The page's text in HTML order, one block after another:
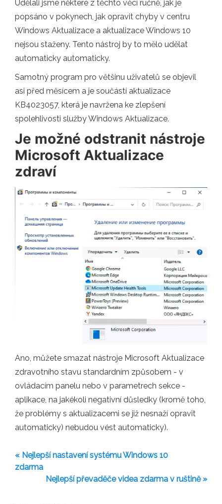
Udělali jsme některé z těchto věcí ručně, jak je
popsáno v pokynech, jak opravit chyby v centru
Windows Aktualizace a aktualizace Windows 10
nejsou staženy. Tento nástroj by to mělo udělat
automaticky automaticky.
Samotný program pro většinu uživatelů se objevil
asi před měsícem a je součástí aktualizace
KB4023057, která je navržena ke zlepšení
spolehlivosti služby Windows Aktualizace.
Je možné odstranit nástroje
Microsoft Aktualizace
zdraví
Ano, můžete smazat nástroje Microsoft Aktualizace
zdravotního stavu standardním způsobem - v
ovládacím panelu nebo v parametrech sekce -
aplikace, na jakékoli negativní důsledky (kromě toho,
že problémy s aktualizacemi se již nesnaží opravit
automaticky) nebudou vést automaticky).
« Nejlepší nastavení systému Windows 10
zdarma
Nejlepší převaděče videa zdarma v ruštině »